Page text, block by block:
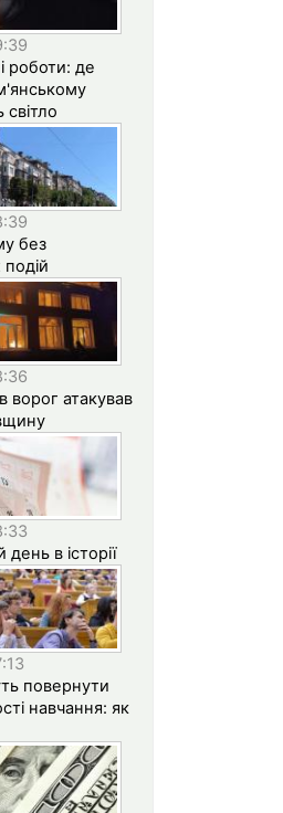
роботи: де
без
ворог атакував
в історії
повернути
навчання: як